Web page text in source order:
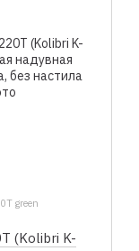
green
(Kolibri K-